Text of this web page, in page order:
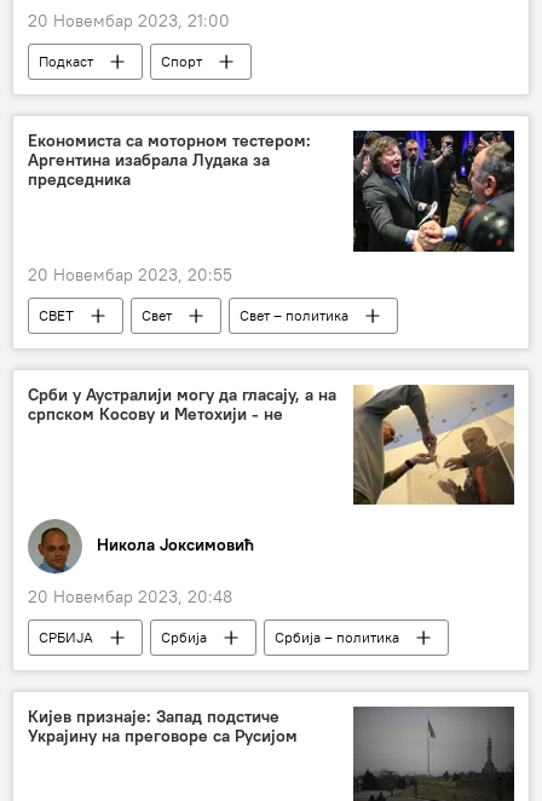
20 Новембар 2023, 21:00
Подкаст
Спорт
Емисија „Спутњик спорт“
Економиста са моторном тестером:
Аргентина изабрала Лудака за
председника
20 Новембар 2023, 20:55
СВЕТ Свет
Свет – политика
Аргентина
Срби у Аустралији могу да гласају, а на
српском Косову и Метохији - не
Никола Јоксимовић
20 Новембар 2023, 20:48
СРБИЈА Србија
Србија – политика
избори
Косово и Метохија (КиМ)
Аљбин Курти
Кијев признаје: Запад подстиче
Украјину на преговоре са Русијом